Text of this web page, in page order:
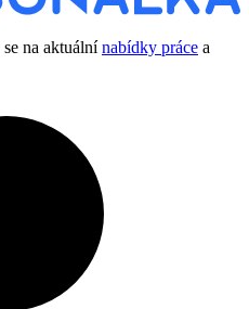
na aktuálnínabídky práce a